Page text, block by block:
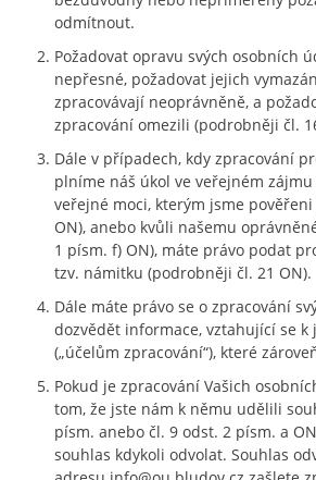
odmítnout.
Požadovat opravu svých osobních
nepřesné, požadovat jejich
zpracovávají neoprávněně, a
zpracování omezili (podrobněji čl.
Dále v případech, kdy zpracování
plníme náš úkol ve veřejném
veřejné moci, kterým jsme
ON), anebo kvůli našemu
1 písm. f) ON), máte právo podat
tzv. námitku (podrobněji čl. 21 ON).
Dále máte právo se o zpracování
dozvědět informace, vztahující se
(„účelům zpracování“), které
Pokud je zpracování Vašich
tom, že jste nám k němu udělili
písm. anebo čl. 9 odst. 2 písm. a
souhlas kdykoli odvolat. Souhlas